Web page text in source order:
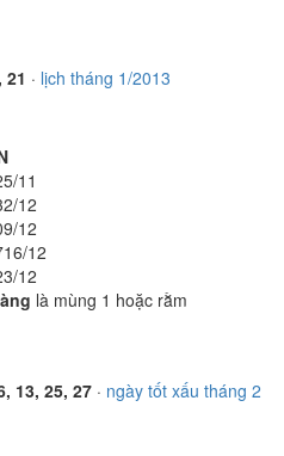
21 · lịch tháng 1/2013
11
2/12
9/12
16/12
12
là mùng 1 hoặc rằm
13, 25, 27 · ngày tốt xấu tháng 2